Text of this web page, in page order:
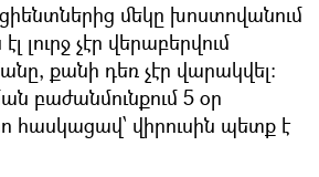
մեկը խոստովանում
լուրջ չէր վերաբերվում
քանի դեռ չէր վարակվել։
բաժանմունքում 5 օր
հասկացավ՝ վիրուսին պետք է